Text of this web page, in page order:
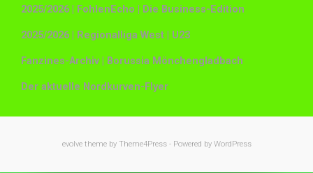
2025/2026 | FohlenEcho | Die Business-Edition
2025/2026 | Regionalliga West | U23
Fanzines-Archiv | Borussia Mönchengladbach
Der aktuelle Nordkurven-Flyer
evolvetheme by Theme4Press - Powered by WordPress